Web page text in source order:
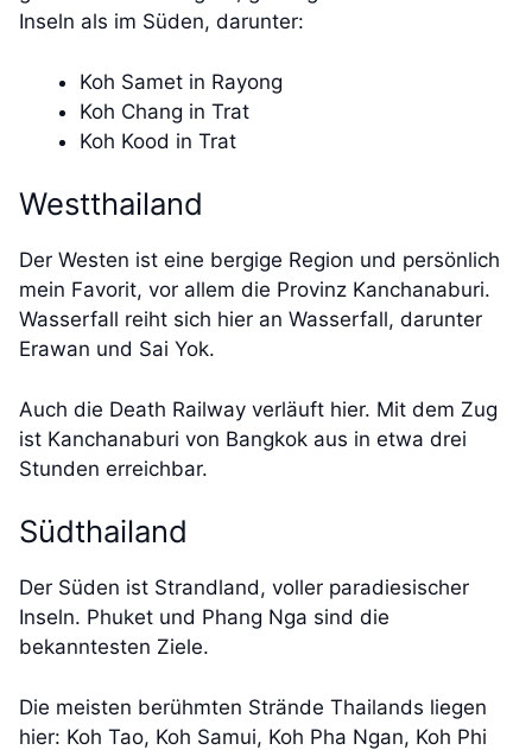
Inseln als im Süden, darunter:
Koh Samet in Rayong
Koh Chang in Trat
Koh Kood in Trat
Westthailand
Der Westen ist eine bergige Region und persönlich
mein Favorit, vor allem die Provinz Kanchanaburi.
Wasserfall reiht sich hier an Wasserfall, darunter
Erawan und Sai Yok.
Auch die Death Railway verläuft hier. Mit dem Zug
ist Kanchanaburi von Bangkok aus in etwa drei
Stunden erreichbar.
Südthailand
Der Süden ist Strandland, voller paradiesischer
Inseln. Phuket und Phang Nga sind die
bekanntesten Ziele.
Die meisten berühmten Strände Thailands liegen
hier: Koh Tao, Koh Samui, Koh Pha Ngan, Koh Phi